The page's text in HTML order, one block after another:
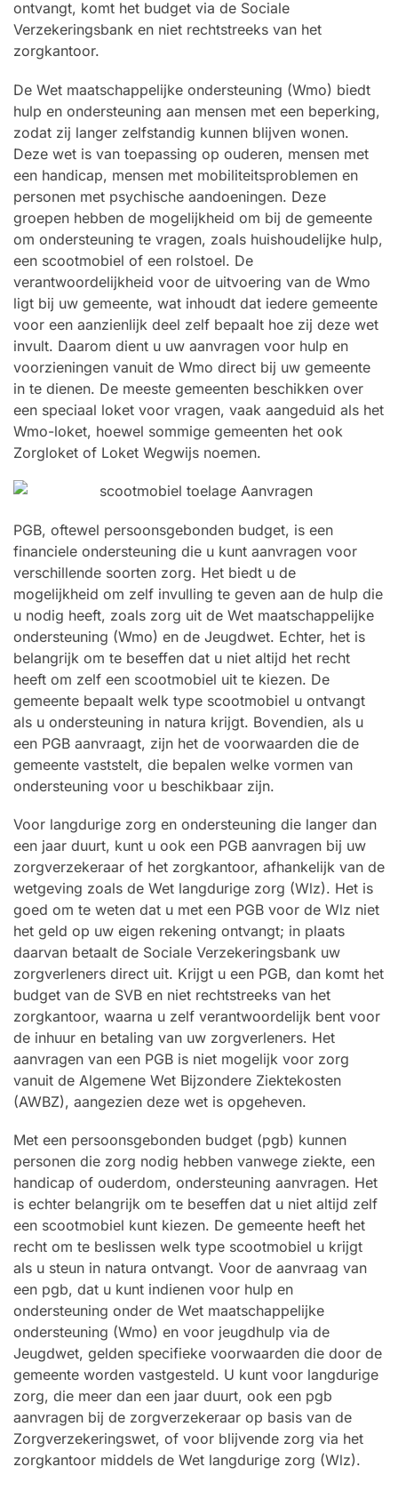
ontvangt, komt het budget via de Sociale
Verzekeringsbank en niet rechtstreeks van het
zorgkantoor.
De Wet maatschappelijke ondersteuning (Wmo) biedt
hulp en ondersteuning aan mensen met een beperking,
zodat zij langer zelfstandig kunnen blijven wonen.
Deze wet is van toepassing op ouderen, mensen met
een handicap, mensen met mobiliteitsproblemen en
personen met psychische aandoeningen. Deze
groepen hebben de mogelijkheid om bij de gemeente
om ondersteuning te vragen, zoals huishoudelijke hulp,
een scootmobiel of een rolstoel. De
verantwoordelijkheid voor de uitvoering van de Wmo
ligt bij uw gemeente, wat inhoudt dat iedere gemeente
voor een aanzienlijk deel zelf bepaalt hoe zij deze wet
invult. Daarom dient u uw aanvragen voor hulp en
voorzieningen vanuit de Wmo direct bij uw gemeente
in te dienen. De meeste gemeenten beschikken over
een speciaal loket voor vragen, vaak aangeduid als het
Wmo-loket, hoewel sommige gemeenten het ook
Zorgloket of Loket Wegwijs noemen.
PGB, oftewel persoonsgebonden budget, is een
financiele ondersteuning die u kunt aanvragen voor
verschillende soorten zorg. Het biedt u de
mogelijkheid om zelf invulling te geven aan de hulp die
u nodig heeft, zoals zorg uit de Wet maatschappelijke
ondersteuning (Wmo) en de Jeugdwet. Echter, het is
belangrijk om te beseffen dat u niet altijd het recht
heeft om zelf een scootmobiel uit te kiezen. De
gemeente bepaalt welk type scootmobiel u ontvangt
als u ondersteuning in natura krijgt. Bovendien, als u
een PGB aanvraagt, zijn het de voorwaarden die de
gemeente vaststelt, die bepalen welke vormen van
ondersteuning voor u beschikbaar zijn.
Voor langdurige zorg en ondersteuning die langer dan
een jaar duurt, kunt u ook een PGB aanvragen bij uw
zorgverzekeraar of het zorgkantoor, afhankelijk van de
wetgeving zoals de Wet langdurige zorg (Wlz). Het is
goed om te weten dat u met een PGB voor de Wlz niet
het geld op uw eigen rekening ontvangt; in plaats
daarvan betaalt de Sociale Verzekeringsbank uw
zorgverleners direct uit. Krijgt u een PGB, dan komt het
budget van de SVB en niet rechtstreeks van het
zorgkantoor, waarna u zelf verantwoordelijk bent voor
de inhuur en betaling van uw zorgverleners. Het
aanvragen van een PGB is niet mogelijk voor zorg
vanuit de Algemene Wet Bijzondere Ziektekosten
(AWBZ), aangezien deze wet is opgeheven.
Met een persoonsgebonden budget (pgb) kunnen
personen die zorg nodig hebben vanwege ziekte, een
handicap of ouderdom, ondersteuning aanvragen. Het
is echter belangrijk om te beseffen dat u niet altijd zelf
een scootmobiel kunt kiezen. De gemeente heeft het
recht om te beslissen welk type scootmobiel u krijgt
als u steun in natura ontvangt. Voor de aanvraag van
een pgb, dat u kunt indienen voor hulp en
ondersteuning onder de Wet maatschappelijke
ondersteuning (Wmo) en voor jeugdhulp via de
Jeugdwet, gelden specifieke voorwaarden die door de
gemeente worden vastgesteld. U kunt voor langdurige
zorg, die meer dan een jaar duurt, ook een pgb
aanvragen bij de zorgverzekeraar op basis van de
Zorgverzekeringswet, of voor blijvende zorg via het
zorgkantoor middels de Wet langdurige zorg (Wlz).